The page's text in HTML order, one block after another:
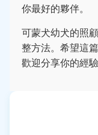
你最好的夥伴。
可蒙犬幼犬的照
整方法。希望這
歡迎分享你的經驗